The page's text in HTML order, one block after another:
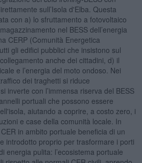
sull’Isola d'Elba. Questa
con a) lo sfruttamento a fotovoltaico
nel BESS dell’energia
CERP (Comunità Energetica
gli edifici pubblici che insistono sul
anche dei cittadini, d) il
e l’energia del moto ondoso. Nei
dei traghetti si riduce
inverte con l’immensa riserva del BESS
portuali che possono essere
aiutando a coprire, a costo zero, i
e case della comunità locale. In
in ambito portuale beneficia di un
introdotto proprio per trasformare i porti
energia pulita: l’ecosistema portuale